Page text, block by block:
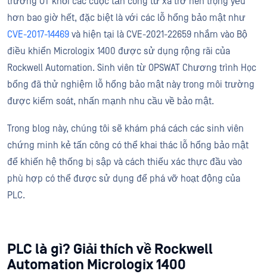
hơn bao giờ hết, đặc biệt là với các lỗ hổng bảo mật như
CVE-2017-14469 và hiện tại là CVE-2021-22659 nhắm vào Bộ
điều khiển Micrologix 1400 được sử dụng rộng rãi của
Rockwell Automation. Sinh viên từ OPSWAT Chương trình Học
bổng đã thử nghiệm lỗ hổng bảo mật này trong môi trường
được kiểm soát, nhấn mạnh nhu cầu về bảo mật.
Trong blog này, chúng tôi sẽ khám phá cách các sinh viên
chứng minh kẻ tấn công có thể khai thác lỗ hổng bảo mật
để khiến hệ thống bị sập và cách thiếu xác thực đầu vào
phù hợp có thể được sử dụng để phá vỡ hoạt động của
PLC.
PLC là gì? Giải thích về Rockwell
Automation Micrologix 1400